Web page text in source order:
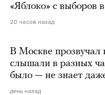
«Яблоко» с выборов
20 часов назад
В Москве прозвучал
слышали в разных
было — не знает
день назад